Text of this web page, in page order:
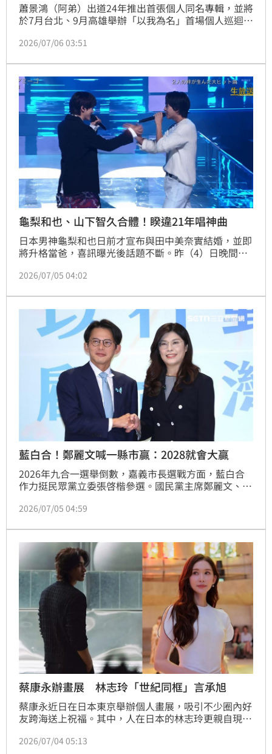
蕭景鴻（阿弟）出道24年推出首張個人同名專輯，並將
於7月台北、9月高雄舉辦「以我為名」首場個人巡迴演
任神秘嘉賓驚喜現身，讓他瞬間淚灑舞台，更當場宣布
合體，也是繼今年1月台北小巨蛋後久違再度公開團
聚，喜訊一出讓現場歌迷尖叫聲不斷。
2026/07/06 03:51
龜梨和也、山下智久合體！睽違21年唱神曲
日本男神龜梨和也日前才宣布與田中美奈實結婚，並即
將升格當爸，喜訊曝光後話題不斷。昨（4）日晚間，
DAY 2026》帶來另一波驚喜，與昔日搭檔山下智久合
度以「修二與彰」之姿站上舞台，瞬間掀起滿滿回憶
殺，也讓無數觀眾飆淚。
2026/07/05 04:02
藍白合！鄭麗文喊一縣市贏：2028就會大贏
2026年九合一選舉倒數，嘉義市長選戰方面，藍白合
作力挺民眾黨立委張啓楷參選。國民黨主席鄭麗文、民
嘉義市政成果，直言「嘉義贏，台灣就贏」，鄭麗文也
2026/07/05 04:59
蔡康永辦畫展 林志玲「世紀同框」言承旭
蔡康永近日在日本東京舉辦個人畫展，吸引不少圈內好
友跨海送上祝福。其中，人在日本的林志玲更親自現身
友意外的是，蔡康永竟讓林志玲與昔日緋聞對象言承
2026/07/04 05:13